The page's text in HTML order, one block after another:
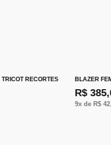
RECORTES BLAZER
R$
9x de R$